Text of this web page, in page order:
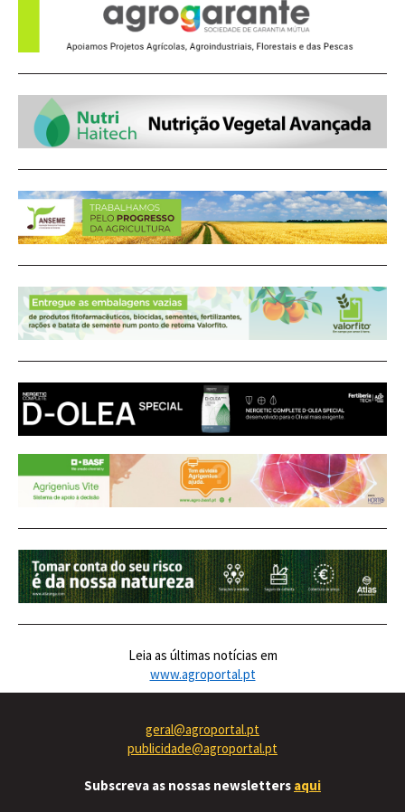
Leia as últimas notícias em
www.agroportal.pt
geral@agroportal.pt
publicidade@agroportal.pt
Subscreva as nossas newsletters aqui